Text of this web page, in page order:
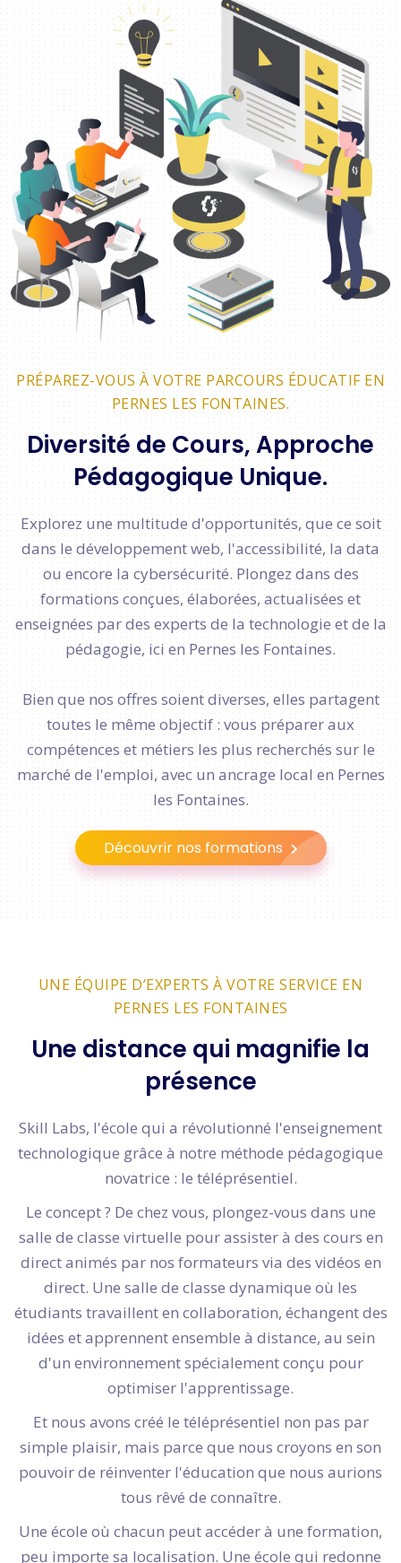
PRÉPAREZ-VOUS À VOTRE PARCOURS ÉDUCATIF EN
PERNES LES FONTAINES.
Diversité de Cours, Approche
Pédagogique Unique.
Explorez une multitude d'opportunités, que ce soit
dans le développement web, l'accessibilité, la data
ou encore la cybersécurité. Plongez dans des
formations conçues, élaborées, actualisées et
enseignées par des experts de la technologie et de la
pédagogie, ici en Pernes les Fontaines.
Bien que nos offres soient diverses, elles partagent
toutes le même objectif : vous préparer aux
compétences et métiers les plus recherchés sur le
marché de l'emploi, avec un ancrage local en Pernes
les Fontaines.
Découvrir nos formations
UNE ÉQUIPE D’EXPERTS À VOTRE SERVICE EN
PERNES LES FONTAINES
Une distance qui magnifie la
présence
Skill Labs, l'école qui a révolutionné l'enseignement
technologique grâce à notre méthode pédagogique
novatrice : le téléprésentiel.
Le concept ? De chez vous, plongez-vous dans une
salle de classe virtuelle pour assister à des cours en
direct animés par nos formateurs via des vidéos en
direct. Une salle de classe dynamique où les
étudiants travaillent en collaboration, échangent des
idées et apprennent ensemble à distance, au sein
d'un environnement spécialement conçu pour
optimiser l'apprentissage.
Et nous avons créé le téléprésentiel non pas par
simple plaisir, mais parce que nous croyons en son
pouvoir de réinventer l'éducation que nous aurions
tous rêvé de connaître.
Une école où chacun peut accéder à une formation,
peu importe sa localisation. Une école qui redonne